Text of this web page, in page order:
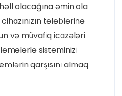
olacağına əmin ola
tələblərinə
və müvafiq icazələri
sisteminizi
qarşısını almaq